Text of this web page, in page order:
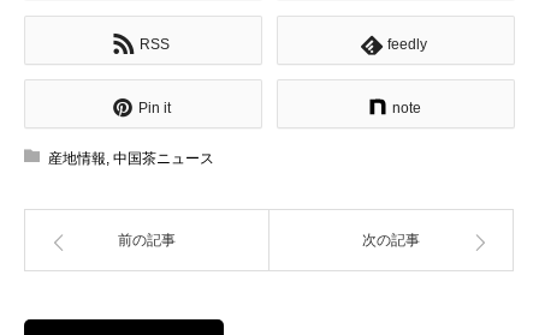
RSS feedly
Pin it note
産地情報, 中国茶ニュース
前の記事 次の記事